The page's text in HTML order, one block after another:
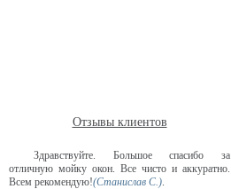
Отзывы клиентов
Здравствуйте. Большое спасибо за
отличную мойку окон. Все чисто и аккуратно.
Всем рекомендую!(Станислав С.).